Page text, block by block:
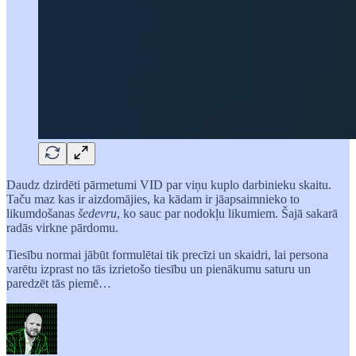
Daudz dzirdēti pārmetumi VID par viņu kuplo darbinieku skaitu.
Taču maz kas ir aizdomājies, ka kādam ir jāapsaimnieko to
likumdošanas šedevru, ko sauc par nodokļu likumiem. Šajā sakarā
radās virkne pārdomu.
Tiesību normai jābūt formulētai tik precīzi un skaidri, lai persona
varētu izprast no tās izrietošo tiesību un pienākumu saturu un
paredzēt tās piemē…